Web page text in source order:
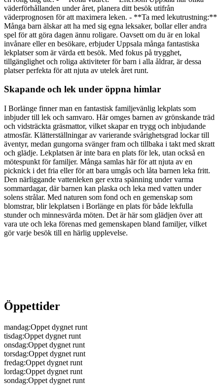
väderförhållanden under året, planera ditt besök utifrån
väderprognosen för att maximera leken. - **Ta med lekutrustning:**
Många barn älskar att ha med sig egna leksaker, bollar eller andra
spel för att göra dagen ännu roligare. Oavsett om du är en lokal
invånare eller en besökare, erbjuder Uppsala många fantastiska
lekplatser som är värda ett besök. Med fokus på trygghet,
tillgänglighet och roliga aktiviteter för barn i alla åldrar, är dessa
platser perfekta för att njuta av utelek året runt.
Skapande och lek under öppna himlar
I Borlänge finner man en fantastisk familjevänlig lekplats som
inbjuder till lek och samvaro. Här omges barnen av grönskande träd
och vidsträckta gräsmattor, vilket skapar en trygg och inbjudande
atmosfär. Klätterställningar av varierande svårighetsgrad lockar till
äventyr, medan gungorna svänger fram och tillbaka i takt med skratt
och glädje. Lekplatsen är inte bara en plats för lek, utan också en
mötespunkt för familjer. Många samlas här för att njuta av en
picknick i det fria eller för att bara umgås och låta barnen leka fritt.
Den närliggande vattenleken ger extra spänning under varma
sommardagar, där barnen kan plaska och leka med vatten under
solens strålar. Med naturen som fond och en gemenskap som
blomstrar, blir lekplatsen i Borlänge en plats för både lekfulla
stunder och minnesvärda möten. Det är här som glädjen över att
vara ute och leka förenas med gemenskapen bland familjer, vilket
gör varje besök till en härlig upplevelse.
Öppettider
mandag:Oppet dygnet runt
tisdag:Oppet dygnet runt
onsdag:Oppet dygnet runt
torsdag:Oppet dygnet runt
fredag:Oppet dygnet runt
lordag:Oppet dygnet runt
sondag:Oppet dygnet runt